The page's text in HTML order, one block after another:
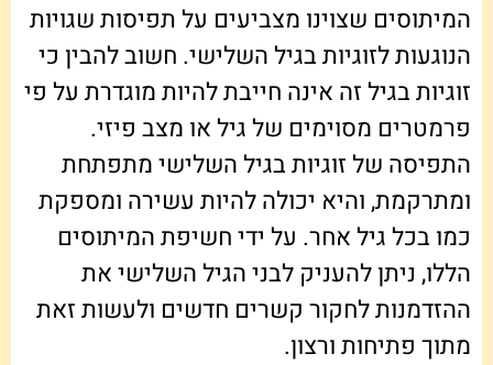
המיתוסים שצוינו מצביעים על תפיסות שגויות
הנוגעות לזוגיות בגיל השלישי. חשוב להבין כי
זוגיות בגיל זה אינה חייבת להיות מוגדרת על פי
פרמטרים מסוימים של גיל או מצב פיזי.
התפיסה של זוגיות בגיל השלישי מתפתחת
ומתרקמת, והיא יכולה להיות עשירה ומספקת
כמו בכל גיל אחר. על ידי חשיפת המיתוסים
הללו, ניתן להעניק לבני הגיל השלישי את
ההזדמנות לחקור קשרים חדשים ולעשות זאת
מתוך פתיחות ורצון.